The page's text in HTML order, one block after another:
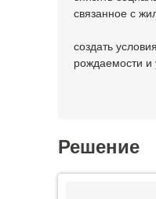
связанное с
создать
рождаемости и
Решение